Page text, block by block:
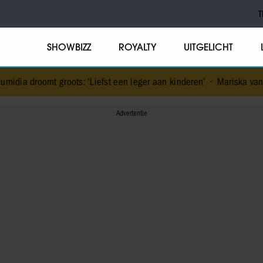
SHOWBIZZ ROYALTY UITGELICHT
‘Liefst een leger aan kinderen’•Mariska van Kolck laat